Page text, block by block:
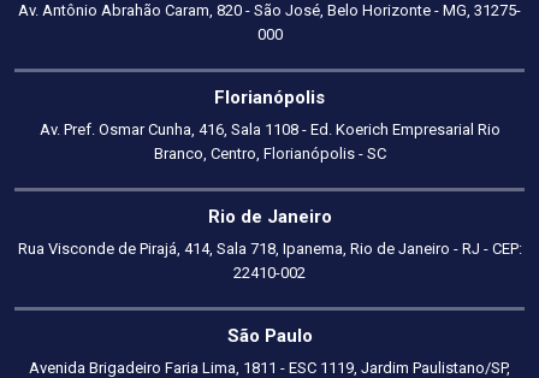
Av. Antônio Abrahão Caram, 820 - São José, Belo Horizonte - MG, 31275-
000
Florianópolis
Av. Pref. Osmar Cunha, 416, Sala 1108 - Ed. Koerich Empresarial Rio
Branco, Centro, Florianópolis - SC
Rio de Janeiro
Rua Visconde de Pirajá, 414, Sala 718, Ipanema, Rio de Janeiro - RJ - CEP:
22410-002
São Paulo
Avenida Brigadeiro Faria Lima, 1811 - ESC 1119, Jardim Paulistano/SP,